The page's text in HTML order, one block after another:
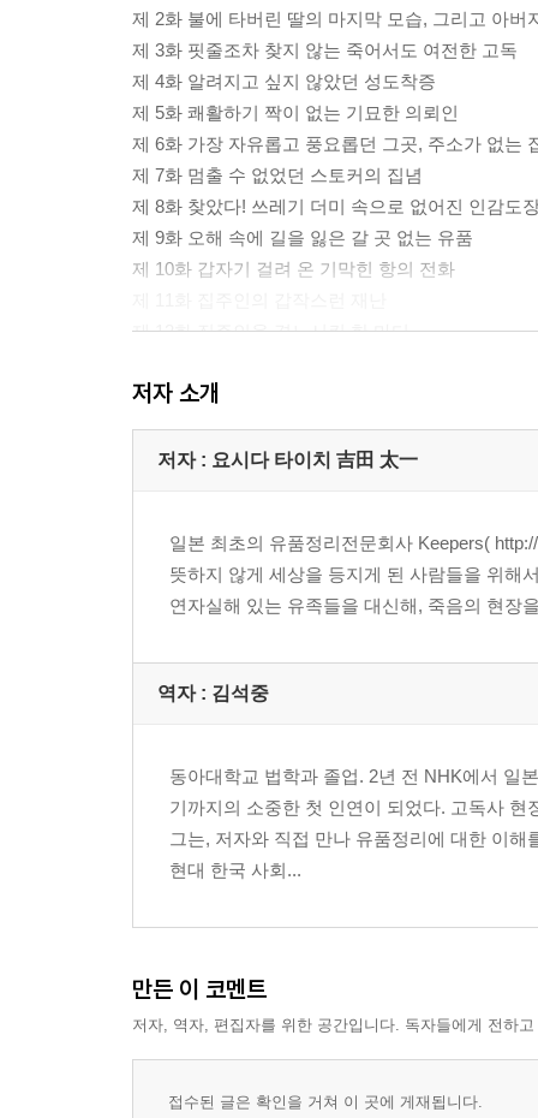
제 2화 불에 타버린 딸의 마지막 모습, 그리고 아버
제 3화 핏줄조차 찾지 않는 죽어서도 여전한 고독
제 4화 알려지고 싶지 않았던 성도착증
제 5화 쾌활하기 짝이 없는 기묘한 의뢰인
제 6화 가장 자유롭고 풍요롭던 그곳, 주소가 없는
제 7화 멈출 수 없었던 스토커의 집념
제 8화 찾았다! 쓰레기 더미 속으로 없어진 인감도
제 9화 오해 속에 길을 잃은 갈 곳 없는 유품
제 10화 갑자기 걸려 온 기막힌 항의 전화
제 12화 집주인을 격노시킨 한 마디
제 14화 캄캄한 어둠 속 구더기와의 격투
제 15화 아들의 죽음을 납득할 수 없는 모친
제 16화 그들이 찾은 마지막 해답, 연탄 집단 자살
제 19화 입장료 없는 참극(慘劇)의 집
제 20화 무념(無念)을 호소하는 검은 그림자
제 21화 알아볼 수 없을 정도로 변해 버린 모습으로
제 24화 유품은 고양이 스물아홉 마리
제 26화 8년간 쓰레기를 모은 대저택
제 27화 외딴섬에서 아들이 불의의 사고를 당하다
제 28화 바퀴벌레와 함께 한 일 년
제 29화 행복할 거라 믿었던 아들의 고독사(孤獨死)
제 31화 자살 현장에서 보게 된 한 장의 사진
제 33화 은둔형 외톨이(히키코모리) 중년의 최후
제 34화 별채에 틀어박혀 있는 노인
제 37화 아무 일도 없다는 듯 따스하던 아들의 투
저자 소개
저자 : 요시다 타이치 吉田 太一
일본 최초의 유품정리전문회사 Keepers(
뜻하지 않게 세상을 등지게 된 사람들을 위해
연자실해 있는 유족들을 대신해, 죽음의 현장
역자 : 김석중
동아대학교 법학과 졸업. 2년 전 NHK에서 일
기까지의 소중한 첫 인연이 되었다. 고독사
그는, 저자와 직접 만나 유품정리에 대한 이
현대 한국 사회...
만든 이 코멘트
저자, 역자, 편집자를 위한 공간입니다. 독자들에게 전하
접수된 글은 확인을 거쳐 이 곳에 게재됩니다.